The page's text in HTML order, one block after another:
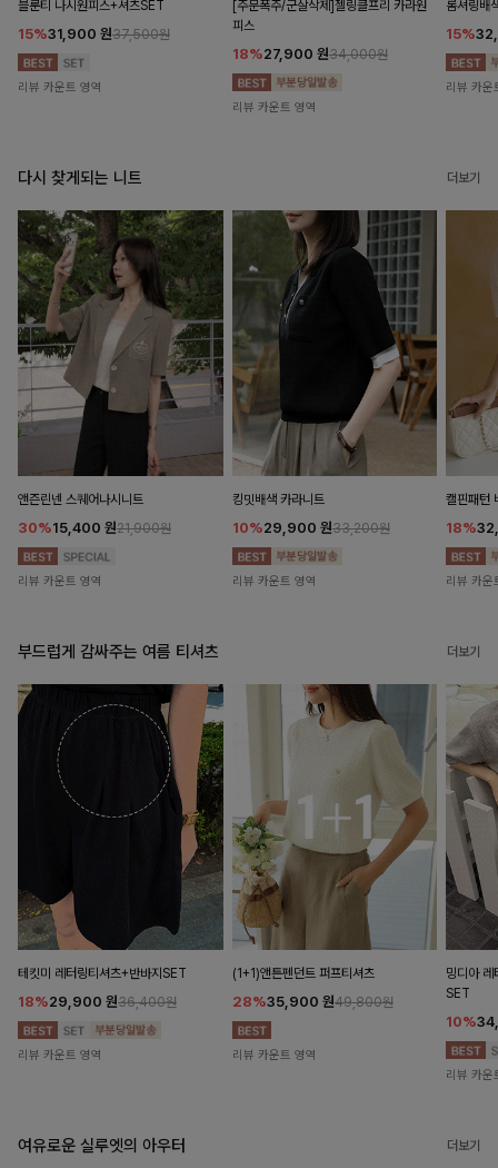
블룬티 나시원피스+셔츠SET
15%31,900 원37,500원
리뷰 카운트 영역
[주문폭주/군살삭제]젤링클프리 카라원
피스
18%27,900 원34,000원
리뷰 카운트 영역
롬셔링배
15%
리뷰 카운
다시 찾게되는 니트 더보기
앤즌린넨 스퀘어나시니트
30%15,400 원21,900원
리뷰 카운트 영역
킹밋배색 카라니트
10%29,900 원33,200원
리뷰 카운트 영역
캘핀패턴
18%
리뷰 카운
부드럽게 감싸주는 여름 티셔츠 더보기
테킷미 레터링티셔츠+반바지SET
18%29,900 원36,400원
리뷰 카운트 영역
(1+1)앤튼펜던트 퍼프티셔츠
28%35,900 원49,800원
리뷰 카운트 영역
밍디아 레
SET
10%
리뷰 카운
여유로운 실루엣의 아우터 더보기